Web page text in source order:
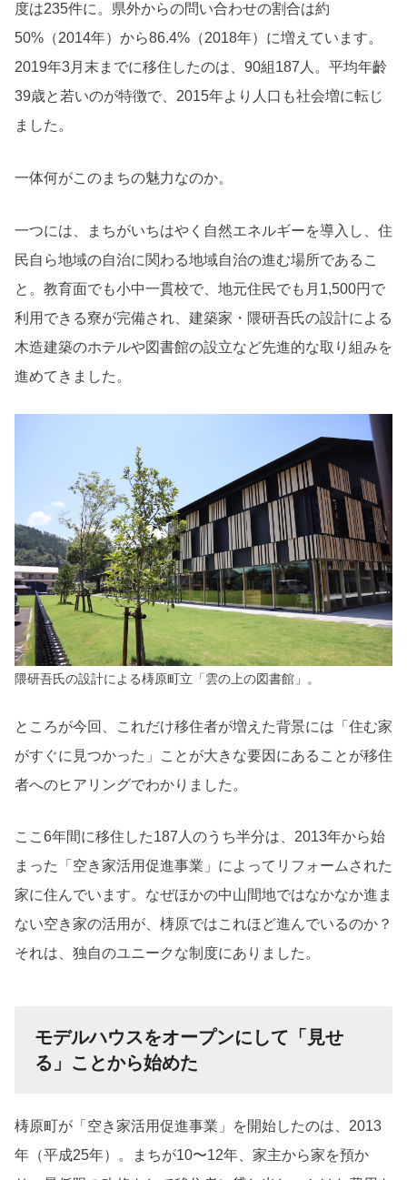
度は235件に。県外からの問い合わせの割合は約
50%（2014年）から86.4%（2018年）に増えています。
2019年3月末までに移住したのは、90組187人。平均年齡
39歳と若いのが特徴で、2015年より人口も社会増に転じ
ました。
一体何がこのまちの魅力なのか。
一つには、まちがいちはやく自然エネルギーを導入し、住
民自ら地域の自治に関わる地域自治の進む場所であるこ
と。教育面でも小中一貫校で、地元住民でも月1,500円で
利用できる寮が完備され、建築家・隈研吾氏の設計による
木造建築のホテルや図書館の設立など先進的な取り組みを
進めてきました。
隈研吾氏の設計による梼原町立「雲の上の図書館」。
ところが今回、これだけ移住者が増えた背景には「住む家
がすぐに見つかった」ことが大きな要因にあることが移住
者へのヒアリングでわかりました。
ここ6年間に移住した187人のうち半分は、2013年から始
まった「空き家活用促進事業」によってリフォームされた
家に住んでいます。なぜほかの中山間地ではなかなか進ま
ない空き家の活用が、梼原ではこれほど進んでいるのか？
それは、独自のユニークな制度にありました。
モデルハウスをオープンにして「見せ
る」ことから始めた
梼原町が「空き家活用促進事業」を開始したのは、2013
年（平成25年）。まちが10〜12年、家主から家を預か